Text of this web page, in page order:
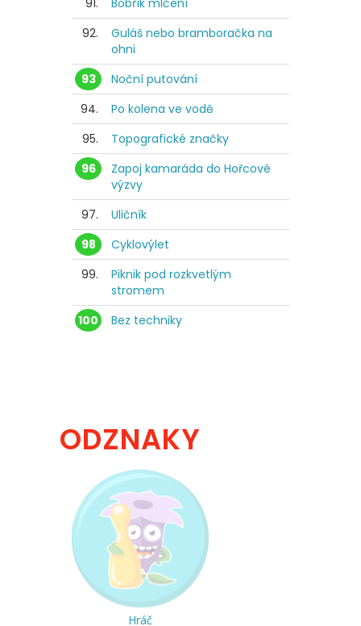
91.
Bobřík mlčení
92.
Guláš nebo bramboračka na
ohni
93
Noční putování
94.
Po kolena ve vodě
95.
Topografické značky
96
Zapoj kamaráda do Hořcové
výzvy
97.
Uličník
98
Cyklovýlet
99.
Piknik pod rozkvetlým
stromem
100
Bez techniky
ODZNAKY
Hráč